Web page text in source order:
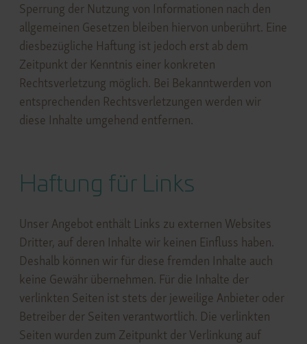
Sperrung der Nutzung von Informationen nach den
allgemeinen Gesetzen bleiben hiervon unberührt. Eine
diesbezügliche Haftung ist jedoch erst ab dem
Zeitpunkt der Kenntnis einer konkreten
Rechtsverletzung möglich. Bei Bekanntwerden von
entsprechenden Rechtsverletzungen werden wir
diese Inhalte umgehend entfernen.
Haftung für Links
Unser Angebot enthält Links zu externen Websites
Dritter, auf deren Inhalte wir keinen Einfluss haben.
Deshalb können wir für diese fremden Inhalte auch
keine Gewähr übernehmen. Für die Inhalte der
verlinkten Seiten ist stets der jeweilige Anbieter oder
Betreiber der Seiten verantwortlich. Die verlinkten
Seiten wurden zum Zeitpunkt der Verlinkung auf